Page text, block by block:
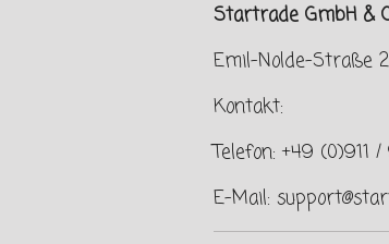
Startrade GmbH &
Emil-Nolde-Straße
Kontakt:
Telefon: +49 (0)911
E-Mail: